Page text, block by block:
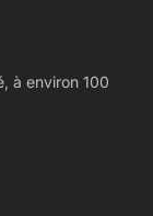
à environ 100